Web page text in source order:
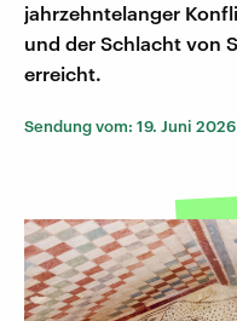
jahrzehntelanger
und der Schlacht von
erreicht.
Sendung vom: 19. Juni